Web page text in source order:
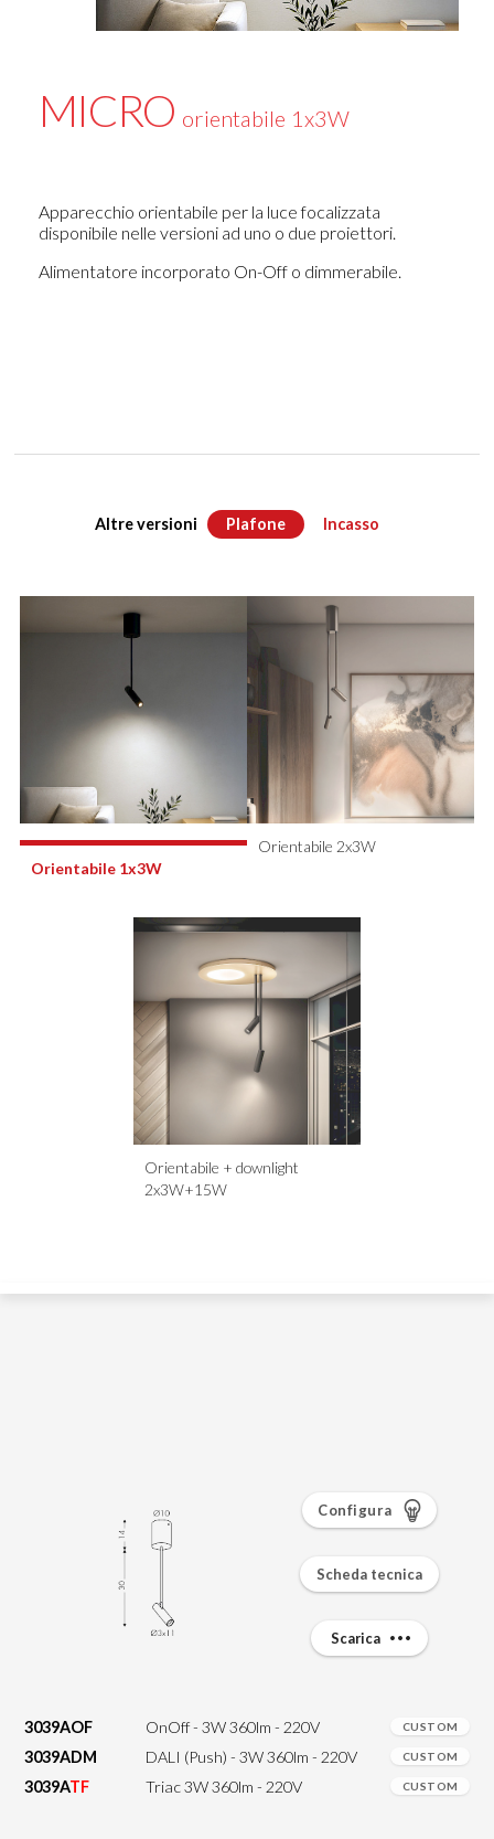
MICRO orientabile 1x3W
Apparecchio orientabile per la luce focalizzata
disponibile nelle versioni ad uno o due proiettori.
Alimentatore incorporato On-Off o dimmerabile.
3039AOF OnOff - 3W 360lm - 220V CUSTOM
3039ADM DALI (Push) - 3W 360lm - 220V CUSTOM
3039ATF Triac 3W 360lm - 220V CUSTOM
Configura
Scheda tecnica
Scarica